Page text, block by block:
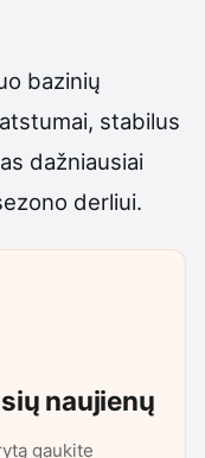
bazinių
stabilus
dažniausiai
derliui.
naujienų
gaukite